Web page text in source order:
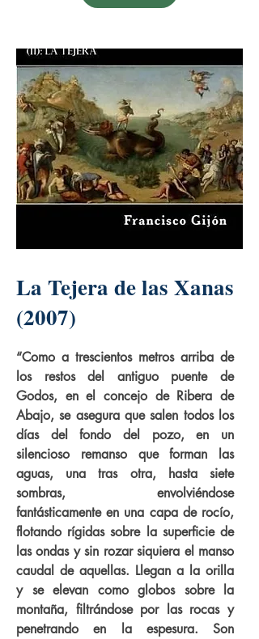
La Tejera de las Xanas
(2007)
“Como a trescientos metros arriba de
los restos del antiguo puente de
Godos, en el concejo de Ribera de
Abajo, se asegura que salen todos los
días del fondo del pozo, en un
silencioso remanso que forman las
aguas, una tras otra, hasta siete
sombras, envolviéndose
fantásticamente en una capa de rocío,
flotando rígidas sobre la superficie de
las ondas y sin rozar siquiera el manso
caudal de aquellas. Llegan a la orilla
y se elevan como globos sobre la
montaña, filtrándose por las rocas y
penetrando en la espesura. Son